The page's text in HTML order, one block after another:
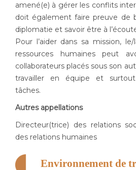
amené(e) à gérer les conflits
doit également faire preuve de
diplomatie et savoir être à
Pour l’aider dans sa mission,
ressources humaines peut
collaborateurs placés sous son
travailler en équipe et
tâches.
Autres appellations
Directeur(trice) des relations
des relations humaines
Environnement de